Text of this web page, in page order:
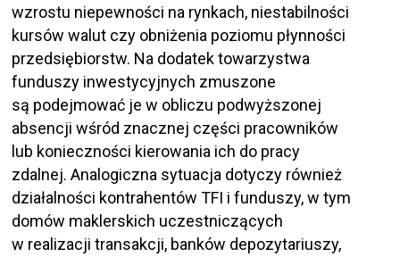
wzrostu niepewności na rynkach, niestabilności
kursów walut czy obniżenia poziomu płynności
przedsiębiorstw. Na dodatek towarzystwa
funduszy inwestycyjnych zmuszone
są podejmować je w obliczu podwyższonej
absencji wśród znacznej części pracowników
lub konieczności kierowania ich do pracy
zdalnej. Analogiczna sytuacja dotyczy również
działalności kontrahentów TFI i funduszy, w tym
domów maklerskich uczestniczących
w realizacji transakcji, banków depozytariuszy,